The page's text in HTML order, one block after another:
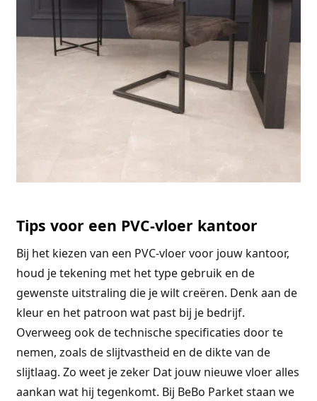
Tips voor een PVC-vloer kantoor
Bij het kiezen van een PVC-vloer voor jouw kantoor,
houd je tekening met het type gebruik en de
gewenste uitstraling die je wilt creëren. Denk aan de
kleur en het patroon wat past bij je bedrijf.
Overweeg ook de technische specificaties door te
nemen, zoals de slijtvastheid en de dikte van de
slijtlaag. Zo weet je zeker Dat jouw nieuwe vloer alles
aankan wat hij tegenkomt. Bij BeBo Parket staan we